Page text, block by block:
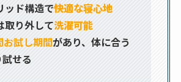
ッド構造で快適な寝心地
取り外して洗濯可能
試し期間があり、体に合う
せる